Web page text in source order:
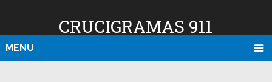
CRUCIGRAMAS 911
MENU